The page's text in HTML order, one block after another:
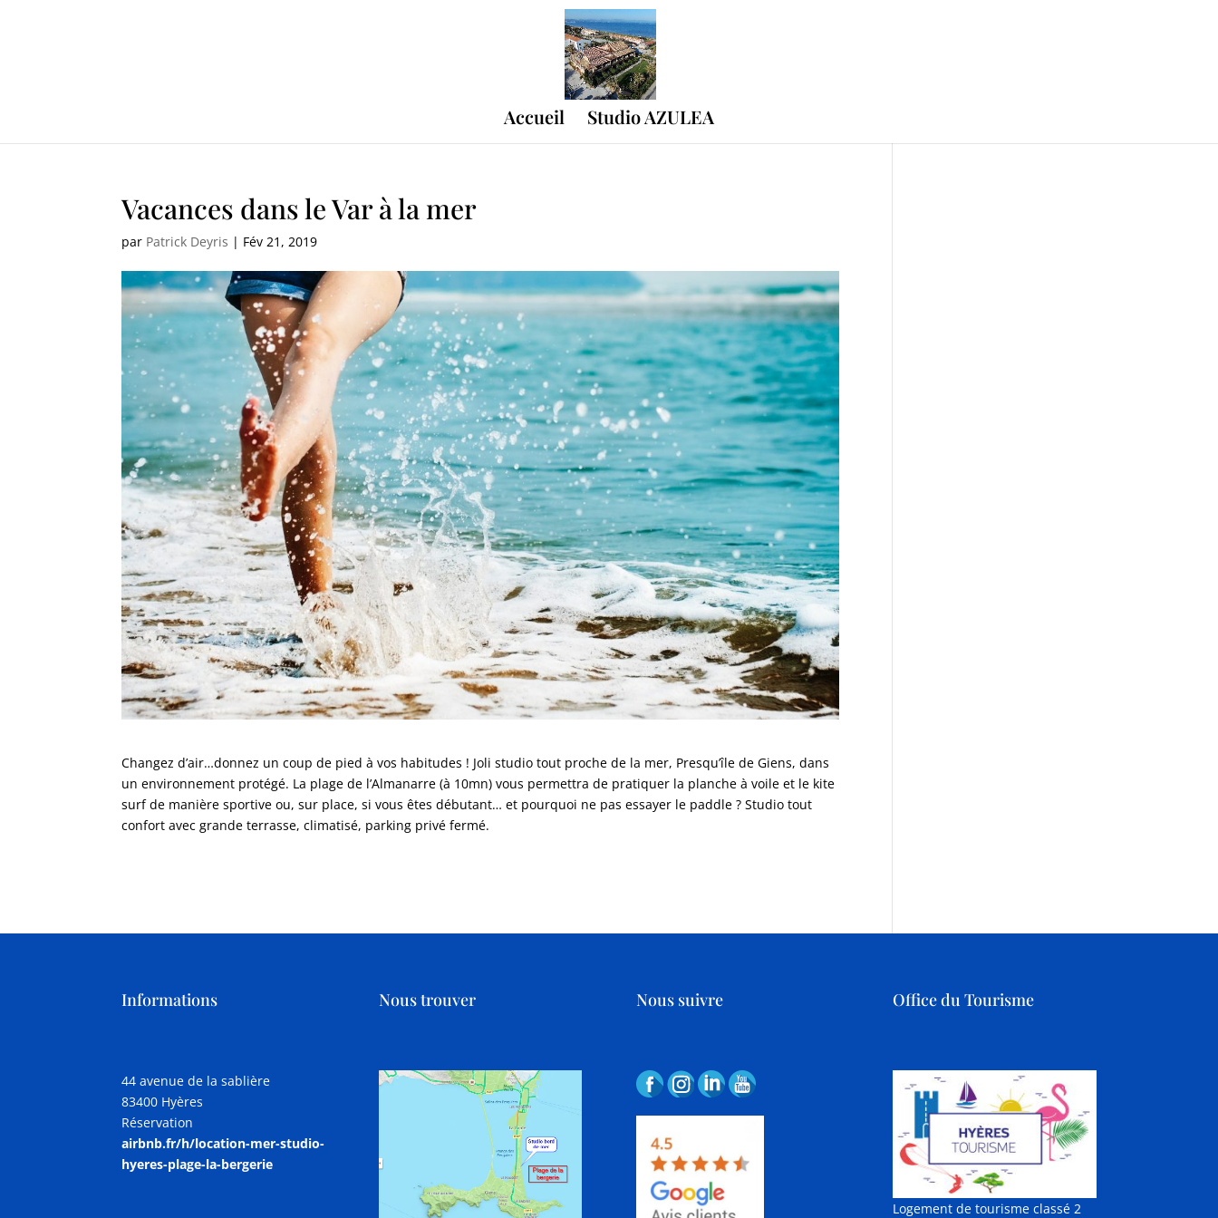
Accueil Studio AZULEA
Vacances dans le Var à la mer
par Patrick Deyris | Fév 21, 2019
Changez d’air…donnez un coup de pied à vos habitudes ! Joli studio tout proche de la mer, Presqu’île de Giens, dans
un environnement protégé. La plage de l’Almanarre (à 10mn) vous permettra de pratiquer la planche à voile et le kite
surf de manière sportive ou, sur place, si vous êtes débutant… et pourquoi ne pas essayer le paddle ? Studio tout
confort avec grande terrasse, climatisé, parking privé fermé.
Informations
44 avenue de la sablière
83400 Hyères
Réservation
airbnb.fr/h/location-mer-studio-
hyeres-plage-la-bergerie
Nous trouver Nous suivre Office du Tourisme
Logement de tourisme classé 2